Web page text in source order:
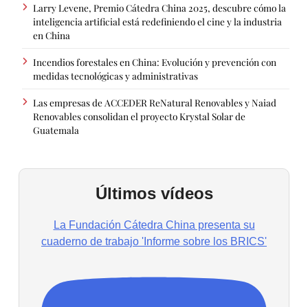
Larry Levene, Premio Cátedra China 2025, descubre cómo la
inteligencia artificial está redefiniendo el cine y la industria
en China
Incendios forestales en China: Evolución y prevención con
medidas tecnológicas y administrativas
Las empresas de ACCEDER ReNatural Renovables y Naiad
Renovables consolidan el proyecto Krystal Solar de
Guatemala
Últimos vídeos
La Fundación Cátedra China presenta su
cuaderno de trabajo 'Informe sobre los BRICS'